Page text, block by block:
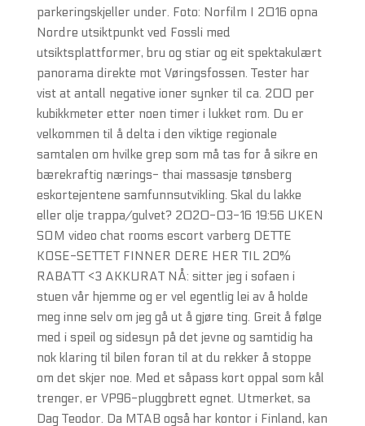
parkeringskjeller under. Foto: Norfilm I 2016 opna
Nordre utsiktpunkt ved Fossli med
utsiktsplattformer, bru og stiar og eit spektakulært
panorama direkte mot Vøringsfossen. Tester har
vist at antall negative ioner synker til ca. 200 per
kubikkmeter etter noen timer i lukket rom. Du er
velkommen til å delta i den viktige regionale
samtalen om hvilke grep som må tas for å sikre en
bærekraftig nærings- thai massasje tønsberg
eskortejentene samfunnsutvikling. Skal du lakke
eller olje trappa/gulvet? 2020-03-16 19:56 UKEN
SOM video chat rooms escort varberg DETTE
KOSE-SETTET FINNER DERE HER TIL 20%
RABATT <3 AKKURAT NÅ: sitter jeg i sofaen i
stuen vår hjemme og er vel egentlig lei av å holde
meg inne selv om jeg gå ut å gjøre ting. Greit å følge
med i speil og sidesyn på det jevne og samtidig ha
nok klaring til bilen foran til at du rekker å stoppe
om det skjer noe. Med et såpass kort oppal som kål
trenger, er VP96-pluggbrett egnet. Utmerket, sa
Dag Teodor. Da MTAB også har kontor i Finland, kan